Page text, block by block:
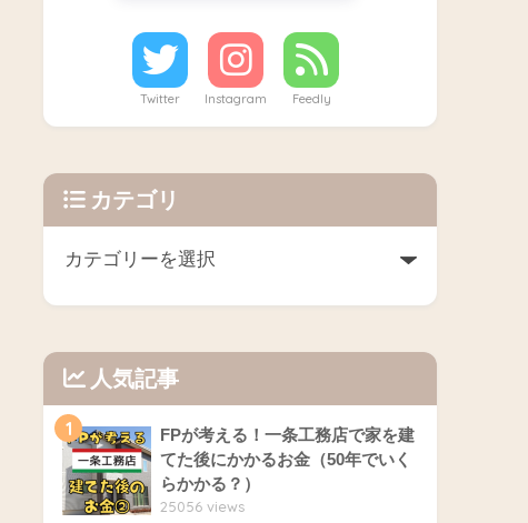
Twitter Instagram Feedly
カテゴリ
人気記事
1
FPが考える！一条工務店で家を建
てた後にかかるお金（50年でいく
らかかる？）
25056 views